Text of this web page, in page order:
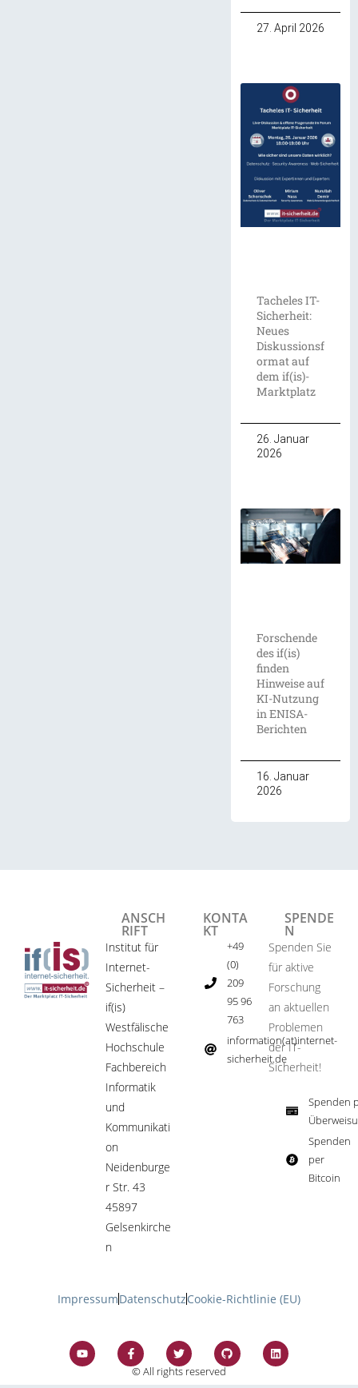
27. April 2026
Tacheles IT-
Sicherheit:
Neues
Diskussionsf
ormat auf
dem if(is)-
Marktplatz
26. Januar
2026
Forschende
des if(is)
finden
Hinweise auf
KI-Nutzung
in ENISA-
Berichten
16. Januar
2026
ANSCH
RIFT
Institut für
Internet-
Sicherheit –
if(is)
Westfälische
Hochschule
Fachbereich
Informatik
und
Kommunikati
on
Neidenburge
r Str. 43
45897
Gelsenkirche
n
KONTA
KT
+49
(0)
209
95 96
763
information(at)internet-
sicherheit.de ​
SPENDE
N
Spenden Sie
für aktive
Forschung
an aktuellen
Problemen
der IT-
Sicherheit!​
Spenden
Spenden
per
Bitcoin​
ImpressumDatenschutzCookie-Richtlinie (EU)
© All rights reserved